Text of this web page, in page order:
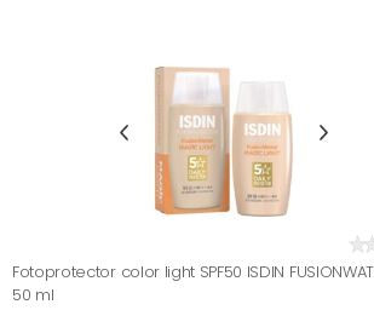
Fotoprotector color light SPF50 ISDIN
50 ml